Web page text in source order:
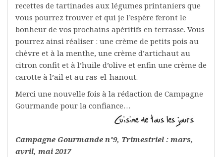
recettes de tartinades aux légumes printaniers que
vous pourrez trouver et qui je l’espère feront le
bonheur de vos prochains apéritifs en terrasse. Vous
pourrez ainsi réaliser : une crème de petits pois au
chèvre et à la menthe, une crème d’artichaut au
citron confit et à l’huile d’olive et enfin une crème de
carotte à l’ail et au ras-el-hanout.
Merci une nouvelle fois à la rédaction de Campagne
Gourmande pour la confiance…
Campagne Gourmande n°9, Trimestriel : mars,
avril, mai 2017